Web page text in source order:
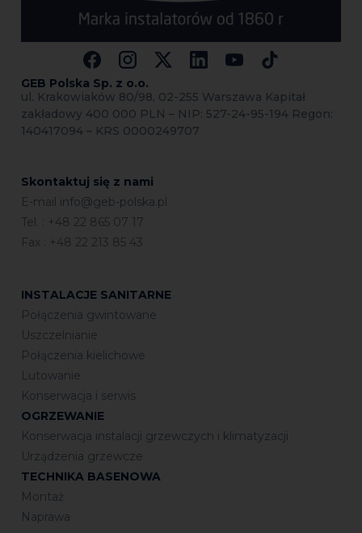
GEB Polska Sp. z o.o.
ul. Krakowiaków 80/98, 02-255 Warszawa Kapitał
zakładowy 400 000 PLN – NIP: 527-24-95-194 Regon:
140417094 – KRS 0000249707
INSTALACJE SANITARNE
Połączenia gwintowane
Uszczelnianie
Połączenia kielichowe
Lutowanie
Konserwacja i serwis
OGRZEWANIE
Konserwacja instalacji grzewczych i klimatyzacji
Urządzenia grzewcze
TECHNIKA BASENOWA
Montaż
Naprawa
Skontaktuj się z nami
E-mail info@geb-polska.pl
Tel. : +48 22 865 07 17
Fax : +48 22 213 85 43